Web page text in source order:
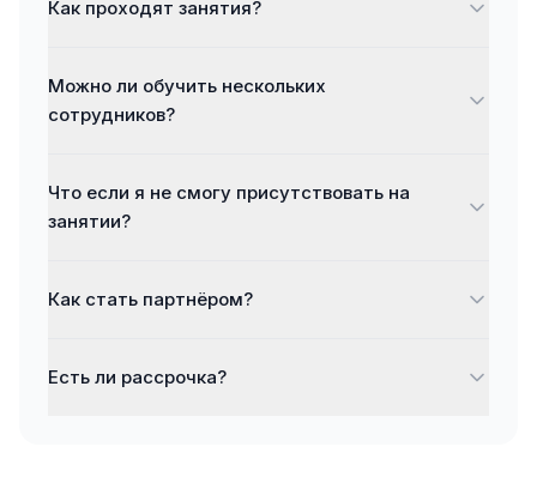
Как проходят занятия?
Можно ли обучить нескольких
сотрудников?
Что если я не смогу присутствовать на
занятии?
Как стать партнёром?
Есть ли рассрочка?